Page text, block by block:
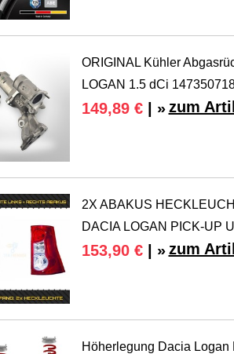
ORIGINAL Kühler
LOGAN 1.5 dCi
149,89 €| » zum
2X ABAKUS
DACIA LOGAN PICK-UP
153,90 €| » zum
Höherlegung Dacia